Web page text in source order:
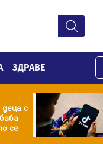
ЗДРАВЕ
с
се